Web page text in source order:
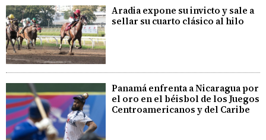
Aradia expone su invicto y sale a
sellar su cuarto clásico al hilo
Panamá enfrenta a Nicaragua por
el oro en el béisbol de los Juegos
Centroamericanos y del Caribe